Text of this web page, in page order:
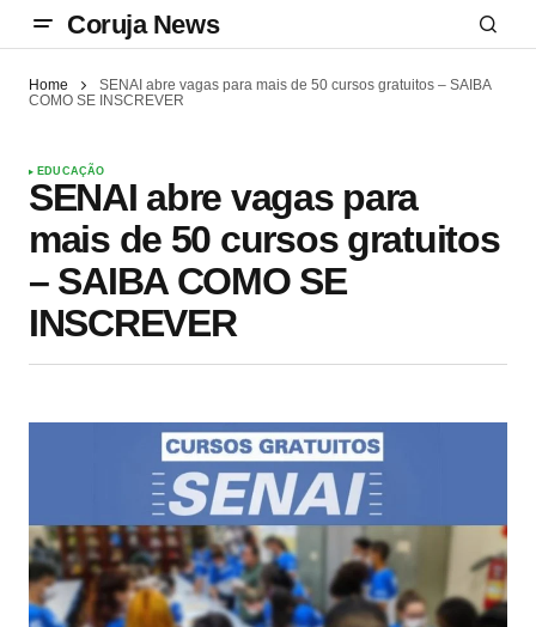
Coruja News
Home
SENAI abre vagas para mais de 50 cursos gratuitos – SAIBA
COMO SE INSCREVER
EDUCAÇÃO
SENAI abre vagas para
mais de 50 cursos gratuitos
– SAIBA COMO SE
INSCREVER